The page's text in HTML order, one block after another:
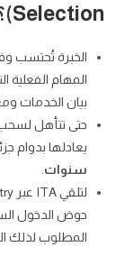
Selection)؟
الخبرة تُحتسب
المهام
بيان الخدمات
حتى تتأهل
يعادلها بدوام
سنوات
المطلوب لذلك